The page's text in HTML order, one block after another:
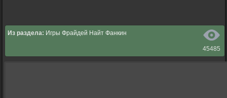
45485
Из раздела: Игры Фрайдей Найт Фанкин